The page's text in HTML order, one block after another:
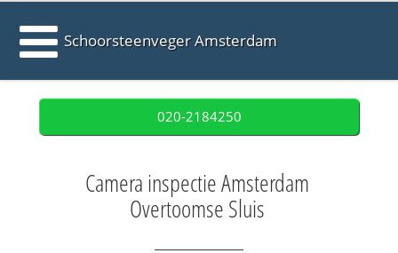
Schoorsteenveger Amsterdam
020-2184250
Camera inspectie Amsterdam
Overtoomse Sluis